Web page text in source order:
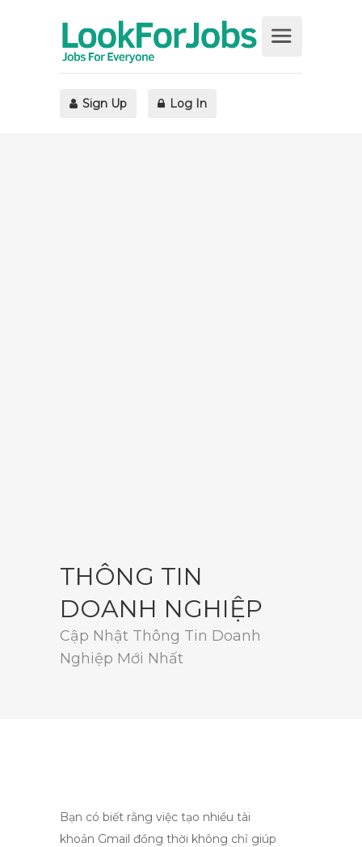
Sign Up Log In
THÔNG TIN
DOANH NGHIỆP
Cập Nhật Thông Tin Doanh
Nghiệp Mới Nhất
Bạn có biết rằng việc tạo nhiều tài
khoản Gmail đồng thời không chỉ giúp